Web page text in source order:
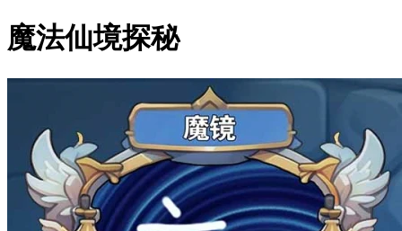
魔法仙境探秘